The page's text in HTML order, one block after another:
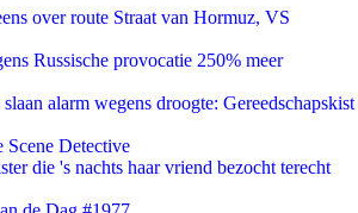
over route Straat van Hormuz, VS
Russische provocatie 250% meer
alarm wegens droogte: Gereedschapskist
Scene Detective
die 's nachts haar vriend bezocht terecht